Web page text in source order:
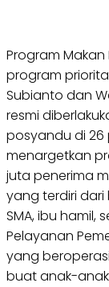
Program Makan
program
Subianto dan
resmi
posyandu di 26
menargetkan
juta penerima
yang terdiri dari
SMA, ibu hamil,
Pelayanan
yang
buat anak-